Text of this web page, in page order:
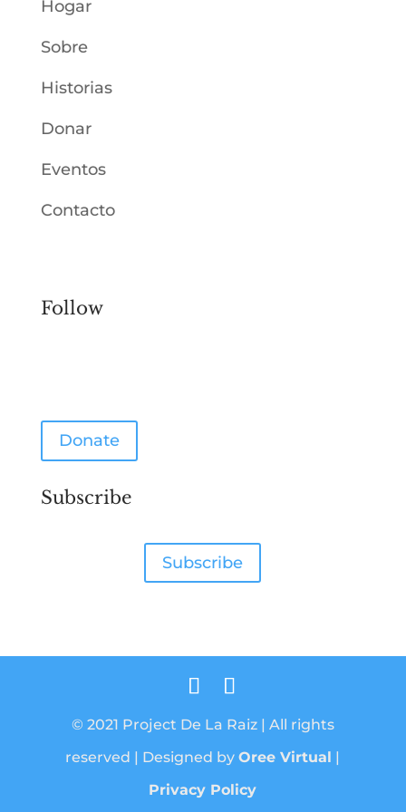
Hogar
Sobre
Historias
Donar
Eventos
Contacto
Follow
Donate
Subscribe
Subscribe
© 2021 Project De La Raiz | All rights
reserved | Designed byOree Virtual
Privacy Policy